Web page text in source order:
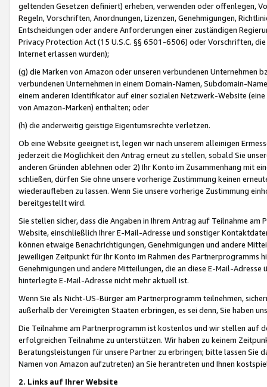
geltenden Gesetzen definiert) erheben, verwenden oder offenlegen,
Regeln, Vorschriften, Anordnungen, Lizenzen, Genehmigungen,
Entscheidungen oder andere Anforderungen einer zuständigen
Privacy Protection Act (15 U.S.C. §§ 6501-6506) oder Vorschriften,
Internet erlassen wurden);
(g) die Marken von Amazon oder unseren verbundenen Unternehmen
verbundenen Unternehmen in einem Domain-Namen, Subdomain-
einem anderen Identifikator auf einer sozialen Netzwerk-Website
von Amazon-Marken) enthalten; oder
(h) die anderweitig geistige Eigentumsrechte verletzen.
Ob eine Website geeignet ist, legen wir nach unserem alleinigen
jederzeit die Möglichkeit den Antrag erneut zu stellen, sobald Sie
anderen Gründen ablehnen oder 2) Ihr Konto im Zusammenhang mit
schließen, dürfen Sie ohne unsere vorherige Zustimmung keinen
wiederaufleben zu lassen. Wenn Sie unsere vorherige Zustimmung
bereitgestellt wird.
Sie stellen sicher, dass die Angaben in Ihrem Antrag auf Teilnahme
Website, einschließlich Ihrer E-Mail-Adresse und sonstiger
können etwaige Benachrichtigungen, Genehmigungen und andere
jeweiligen Zeitpunkt für Ihr Konto im Rahmen des Partnerprogramms
Genehmigungen und andere Mitteilungen, die an diese E-Mail-
hinterlegte E-Mail-Adresse nicht mehr aktuell ist.
Wenn Sie als Nicht-US-Bürger am Partnerprogramm teilnehmen,
außerhalb der Vereinigten Staaten erbringen, es sei denn, Sie haben
Die Teilnahme am Partnerprogramm ist kostenlos und wir stellen auf
erfolgreichen Teilnahme zu unterstützen. Wir haben zu keinem
Beratungsleistungen für unsere Partner zu erbringen; bitte lassen Sie
Namen von Amazon aufzutreten) an Sie herantreten und Ihnen
2. Links auf Ihrer Website